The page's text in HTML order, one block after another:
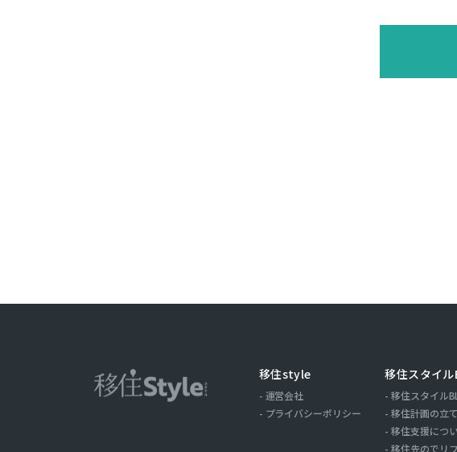
第２条（プライバシー情
当社は，ユーザーが利用登録
ス，銀行口座番号，クレジッ
氏名，住所，連絡先，支払方
およびそれらの代金などに関す
（2）ユーザーにお知らせや連
商品を送付したり必要に応じ
移住style
運営会社
プライバシーポリシー
移住スタイル
移住スタイル
移住計画の立
移住支援につ
移住先のでリ